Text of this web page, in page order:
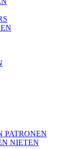
PATRONEN
NIETEN